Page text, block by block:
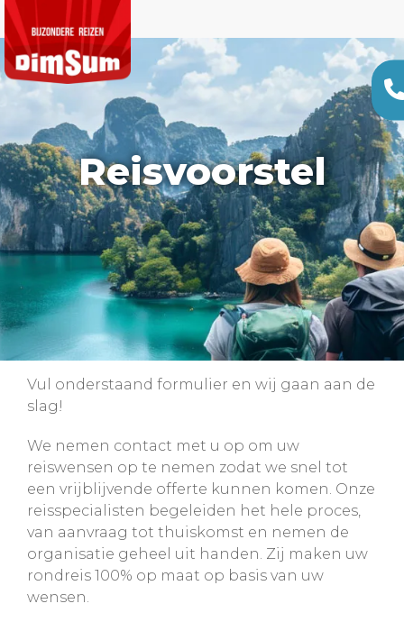
Reisvoorstel
Vul onderstaand formulier en wij gaan aan de
slag!
We nemen contact met u op om uw
reiswensen op te nemen zodat we snel tot
een vrijblijvende offerte kunnen komen. Onze
reisspecialisten begeleiden het hele proces,
van aanvraag tot thuiskomst en nemen de
organisatie geheel uit handen. Zij maken uw
rondreis 100% op maat op basis van uw
wensen.